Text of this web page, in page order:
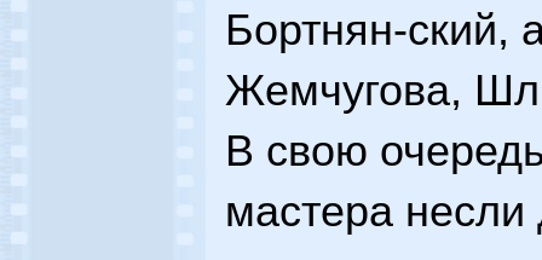
Бортнян-ский,
Жемчугова,
В свою
мастера